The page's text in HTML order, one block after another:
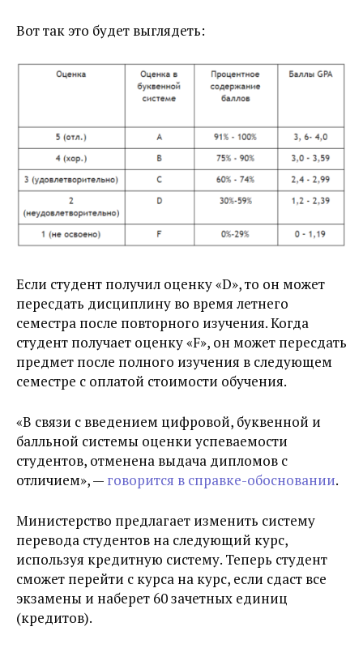
Вот так это будет выглядеть:
Если студент получил оценку «D», то он может
пересдать дисциплину во время летнего
семестра после повторного изучения. Когда
студент получает оценку «F», он может пересдать
предмет после полного изучения в следующем
семестре с оплатой стоимости обучения.
«В связи с введением цифровой, буквенной и
балльной системы оценки успеваемости
студентов, отменена выдача дипломов с
отличием», — говорится в справке-обосновании.
Министерство предлагает изменить систему
перевода студентов на следующий курс,
используя кредитную систему. Теперь студент
сможет перейти с курса на курс, если сдаст все
экзамены и наберет 60 зачетных единиц
(кредитов).